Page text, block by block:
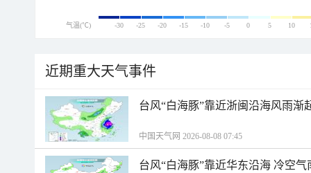
气温(℃) -30 -25 -20 -15 -10 -5 0 5 10
近期重大天气事件
台风“白海豚”靠近浙闽沿海风雨渐
中国天气网 2026-08-08 07:45
台风“白海豚”靠近华东沿海 冷空